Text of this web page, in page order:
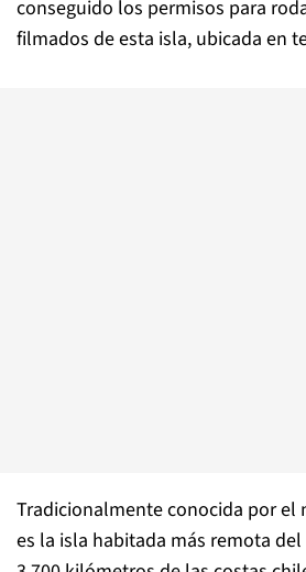
conseguido los permisos para
filmados de esta isla, ubicada en
Tradicionalmente conocida por el
es la isla habitada más remota